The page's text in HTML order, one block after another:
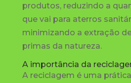
produtos, reduzindo a
que vai para aterros
minimizando a extração
primas da natureza.
A importância da
A reciclagem é uma